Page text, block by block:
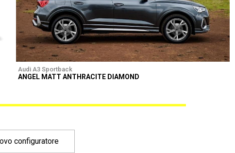
Audi A3 Sportback
ANGEL MATT ANTHRACITE DIAMOND
configuratore